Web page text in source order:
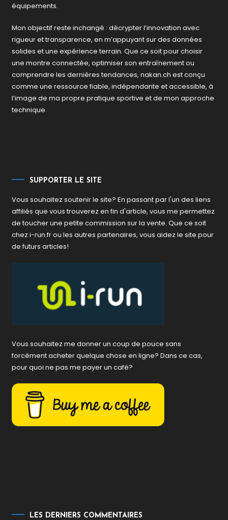
équipements.
Mon objectif reste inchangé : décrypter l’innovation avec
rigueur et transparence, en m’appuyant sur des données
solides et une expérience terrain. Que ce soit pour choisir
une montre connectée, optimiser son entraînement ou
comprendre les dernières tendances, nakan.ch est conçu
comme une ressource fiable, indépendante et accessible, à
l’image de ma propre pratique sportive et de mon approche
technique.
SUPPORTER LE SITE
Vous souhaitez soutenir le site? En passant par l'un des liens
affiliés que vous trouverez en fin d'article, vous me permettez
de toucher une petite commission sur la vente. Que ce soit
chez i-run.fr ou les autres partenaires, vous aidez le site pour
de futurs articles!
Vous souhaitez me donner un coup de pouce sans
forcément acheter quelque chose en ligne? Dans ce cas,
pour quoi ne pas me payer un café?
LES DERNIERS COMMENTAIRES